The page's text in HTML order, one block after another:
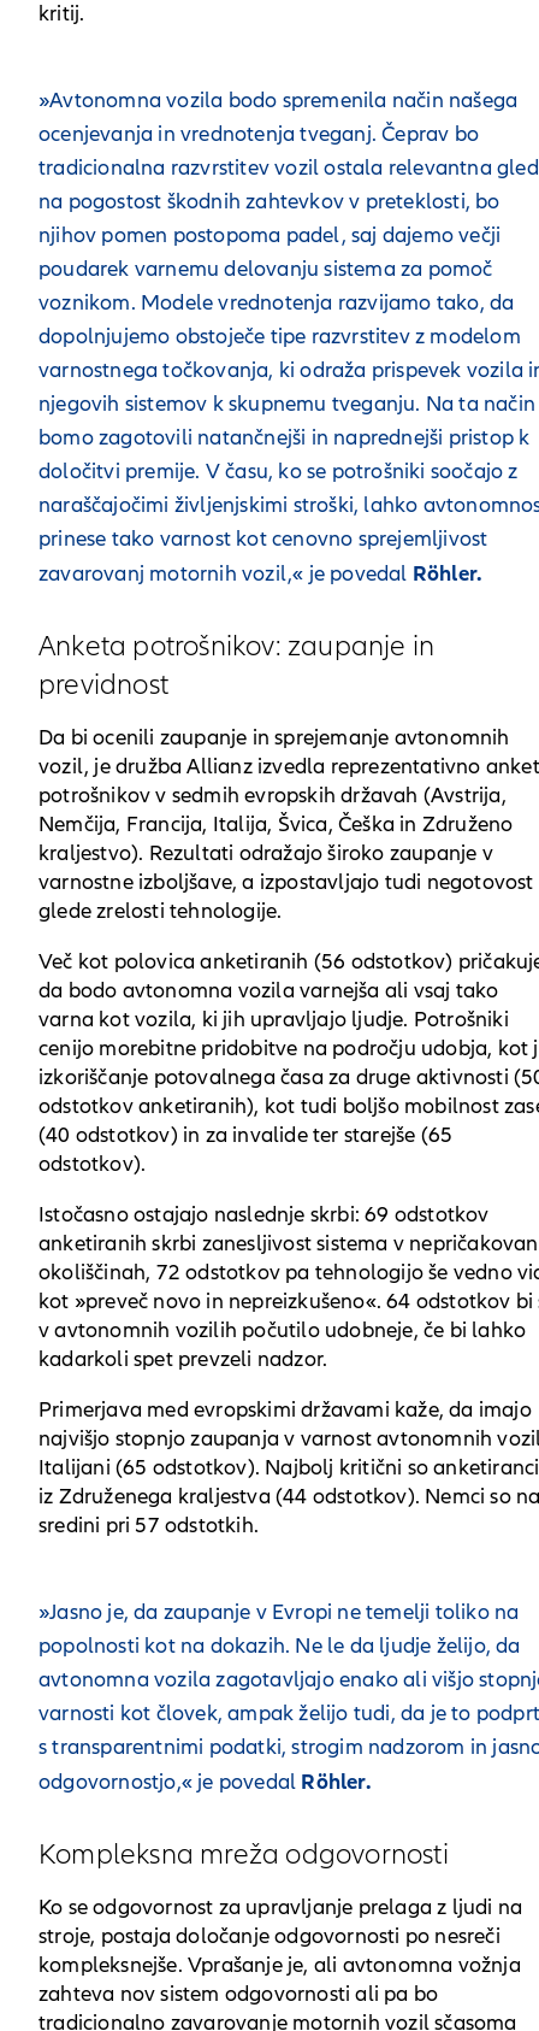
kritij.
»Avtonomna vozila bodo spremenila način našega
ocenjevanja in vrednotenja tveganj. Čeprav bo
tradicionalna razvrstitev vozil ostala relevantna
na pogostost škodnih zahtevkov v preteklosti, bo
njihov pomen postopoma padel, saj dajemo večji
poudarek varnemu delovanju sistema za pomoč
voznikom. Modele vrednotenja razvijamo tako, da
dopolnjujemo obstoječe tipe razvrstitev z modelom
varnostnega točkovanja, ki odraža prispevek vozila
njegovih sistemov k skupnemu tveganju. Na ta način
bomo zagotovili natančnejši in naprednejši pristop k
določitvi premije. V času, ko se potrošniki soočajo z
naraščajočimi življenjskimi stroški, lahko
prinese tako varnost kot cenovno sprejemljivost
zavarovanj motornih vozil,« je povedal Röhler.
Anketa potrošnikov: zaupanje in
previdnost
Da bi ocenili zaupanje in sprejemanje avtonomnih
vozil, je družba Allianz izvedla reprezentativno
potrošnikov v sedmih evropskih državah (Avstrija,
Nemčija, Francija, Italija, Švica, Češka in Združeno
kraljestvo). Rezultati odražajo široko zaupanje v
varnostne izboljšave, a izpostavljajo tudi negotovost
glede zrelosti tehnologije.
Več kot polovica anketiranih (56 odstotkov)
da bodo avtonomna vozila varnejša ali vsaj tako
varna kot vozila, ki jih upravljajo ljudje. Potrošniki
cenijo morebitne pridobitve na področju udobja, kot
izkoriščanje potovalnega časa za druge aktivnosti
odstotkov anketiranih), kot tudi boljšo mobilnost
(40 odstotkov) in za invalide ter starejše (65
odstotkov).
Istočasno ostajajo naslednje skrbi: 69 odstotkov
anketiranih skrbi zanesljivost sistema v
okoliščinah, 72 odstotkov pa tehnologijo še vedno
kot »preveč novo in nepreizkušeno«. 64 odstotkov bi
v avtonomnih vozilih počutilo udobneje, če bi lahko
kadarkoli spet prevzeli nadzor.
Primerjava med evropskimi državami kaže, da imajo
najvišjo stopnjo zaupanja v varnost avtonomnih
Italijani (65 odstotkov). Najbolj kritični so anketiranci
iz Združenega kraljestva (44 odstotkov). Nemci so
sredini pri 57 odstotkih.
»Jasno je, da zaupanje v Evropi ne temelji toliko na
popolnosti kot na dokazih. Ne le da ljudje želijo, da
avtonomna vozila zagotavljajo enako ali višjo
varnosti kot človek, ampak želijo tudi, da je to
s transparentnimi podatki, strogim nadzorom in
odgovornostjo,« je povedal Röhler.
Kompleksna mreža odgovornosti
Ko se odgovornost za upravljanje prelaga z ljudi na
stroje, postaja določanje odgovornosti po nesreči
kompleksnejše. Vprašanje je, ali avtonomna vožnja
zahteva nov sistem odgovornosti ali pa bo
tradicionalno zavarovanje motornih vozil sčasoma